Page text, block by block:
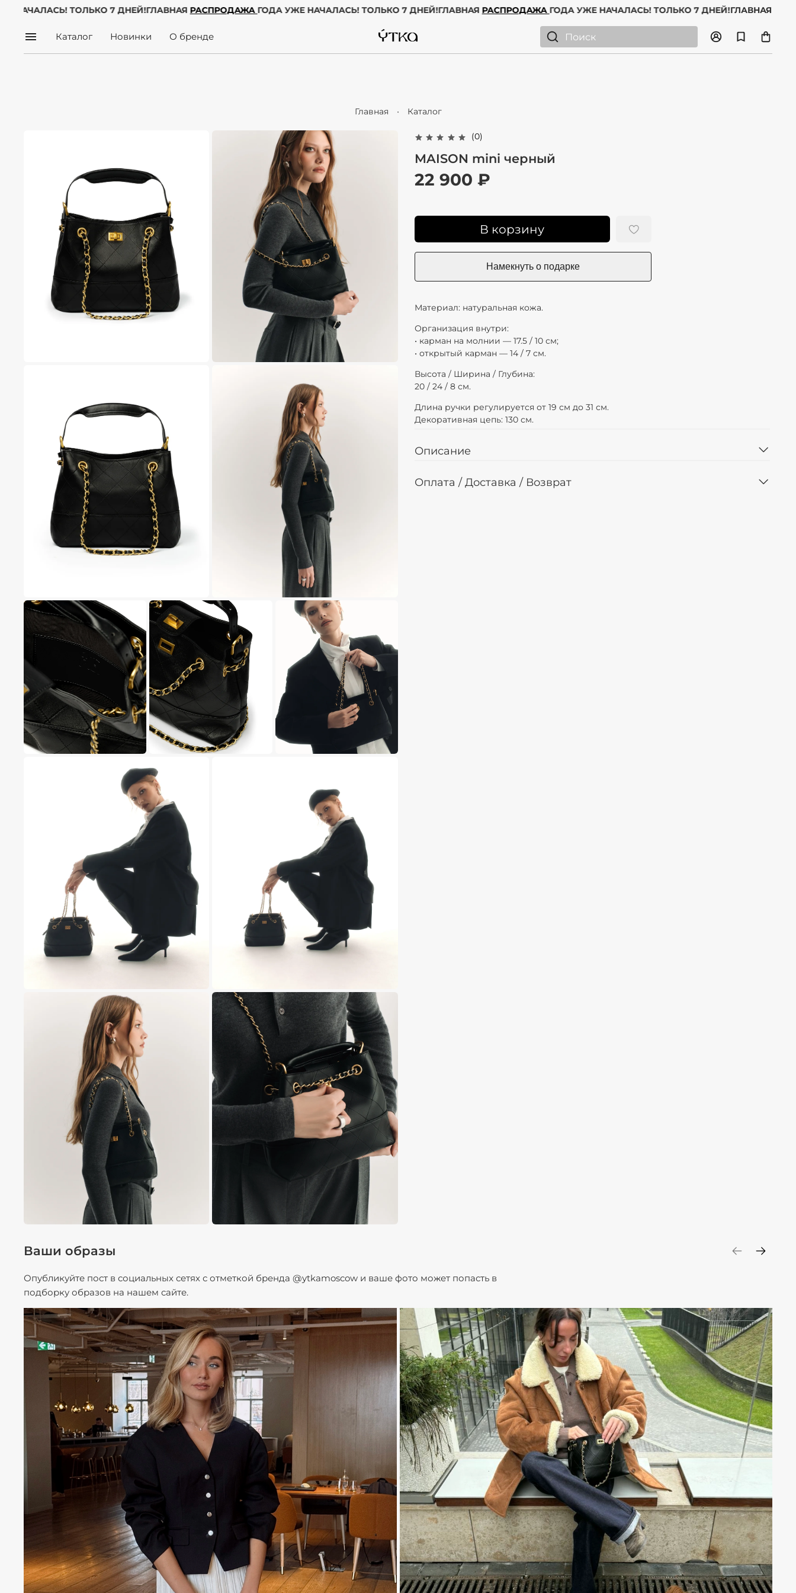
УЖЕ НАЧАЛАСЬ! ТОЛЬКО 7 ДНЕЙ!ГЛАВНАЯРАСПРОДАЖАГОДА УЖЕ НАЧАЛАСЬ! ТОЛЬКО 7 ДНЕЙ!ГЛАВНАЯРАСПРОДАЖАГОДА УЖЕ НАЧАЛАСЬ! ТОЛЬКО 7 ДНЕЙ!
Каталог Новинки О бренде
Главная Каталог
(0)
MAISON mini черный
22 900 ₽
В корзину
Материал: натуральная кожа.
Организация внутри:
• карман на молнии — 17.5 / 10 см;
• открытый карман — 14 / 7 см.
Высота / Ширина / Глубина:
20 / 24 / 8 см.
Длина ручки регулируется от 19 см до 31 см.
Декоративная цепь: 130 см.
Описание
Оплата / Доставка / Возврат
Ваши образы
Опубликуйте пост в социальных сетях с отметкой бренда @ytkamoscow и ваше фото может попасть в
подборку образов на нашем сайте.